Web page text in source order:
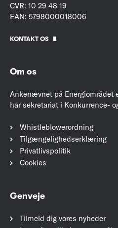
CVR: 10 29 48 19
EAN: 5798000018006
KONTAKT OS
Om os
Ankenævnet på Energiområdet
har sekretariat i Konkurrence-
Whistleblowerordning
Tilgængelighedserklæring
Privatlivspolitik
Cookies
Genveje
Tilmeld dig vores nyheder